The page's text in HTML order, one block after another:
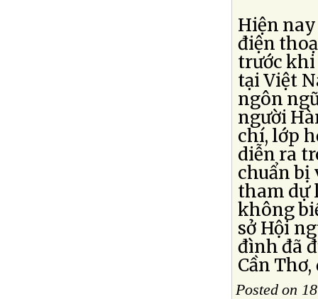
Hiện
điện
trước khi
tại Việt
ngôn
người
chí, lớp
diễn ra
chuẩn bị
tham dự
không
sở Hội
đình đã
Cần
Posted on